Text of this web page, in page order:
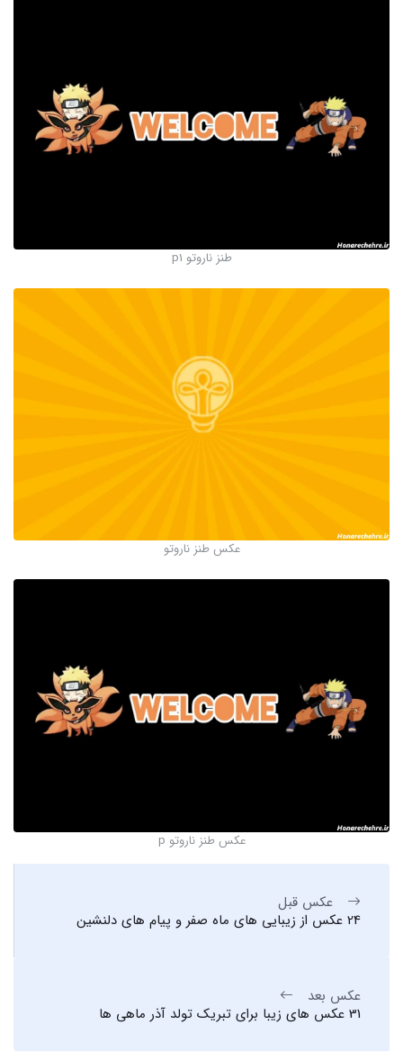
طنز ناروتو p1
عکس طنز ناروتو
عکس طنز ناروتو p
عکس قبل
24 عکس از زیبایی های ماه صفر و پیام های دلنشین
عکس بعد
31 عکس های زیبا برای تبریک تولد آذر ماهی ها